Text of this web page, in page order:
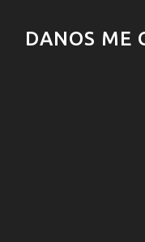
DANOS ME